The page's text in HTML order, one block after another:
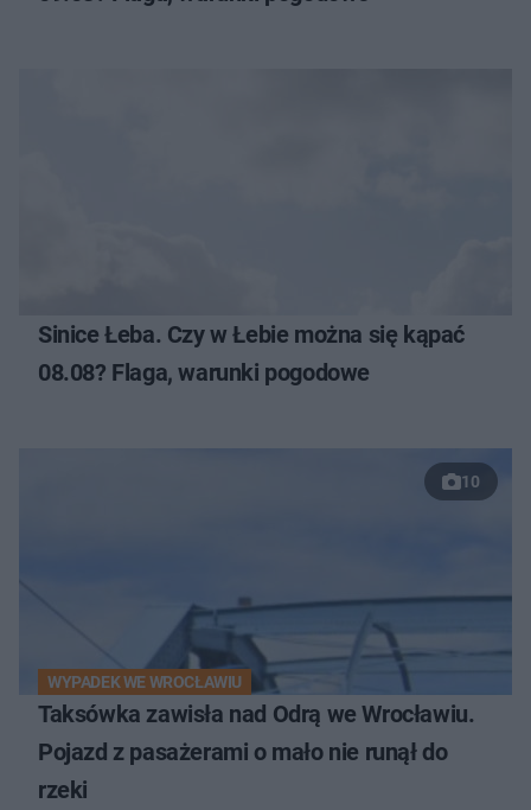
Sinice Łeba. Czy w Łebie można się kąpać
08.08? Flaga, warunki pogodowe
10
WYPADEK WE WROCŁAWIU
Taksówka zawisła nad Odrą we Wrocławiu.
Pojazd z pasażerami o mało nie runął do
rzeki